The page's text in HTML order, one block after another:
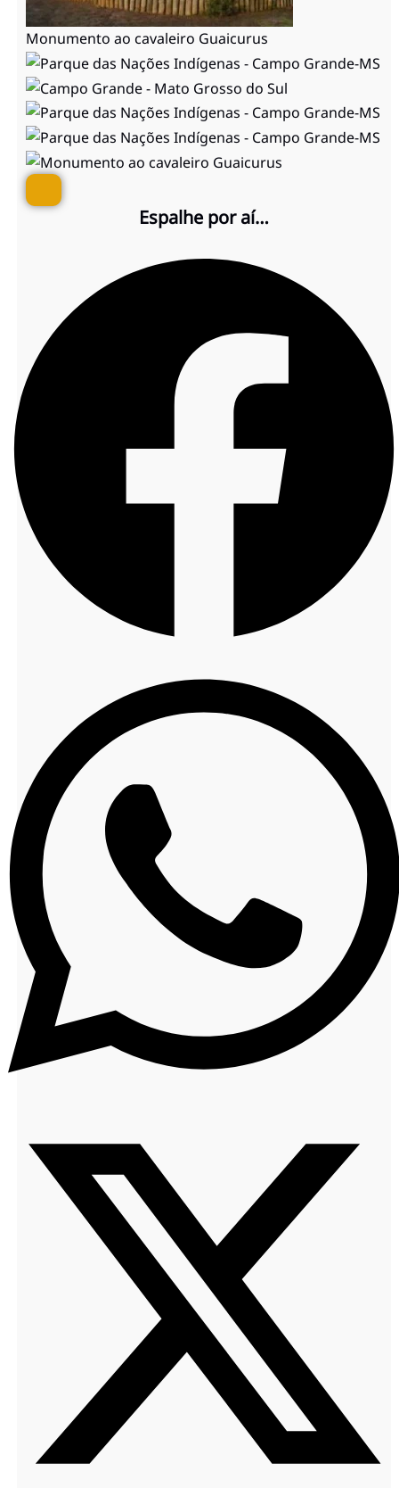
Monumento ao cavaleiro Guaicurus
Espalhe por aí…